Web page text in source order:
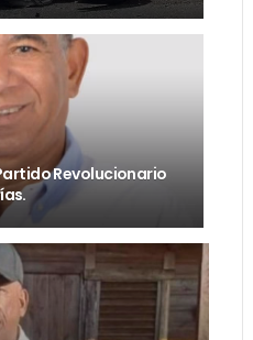
Revolucionario